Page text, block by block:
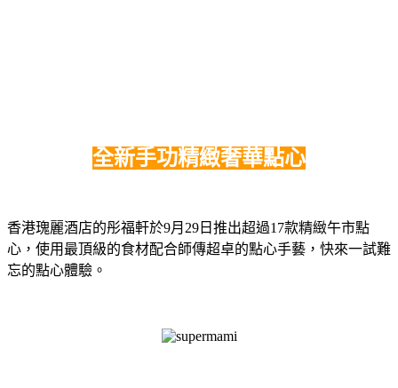
全新手功精緻奢華點心
香港瑰麗酒店的彤福軒於9月29日推出超過17款精緻午市點
心，使用最頂級的食材配合師傳超卓的點心手藝，快來一試難
忘的點心體驗。